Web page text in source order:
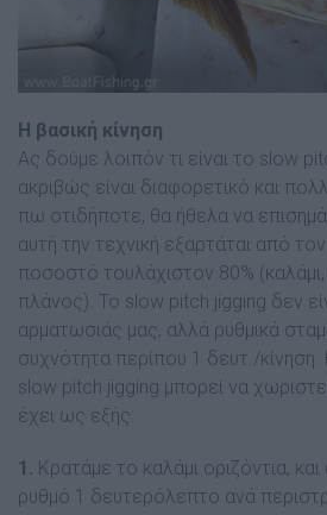
Η βασική κίνηση
Ας δούµε λοιπόν τι είναι το slow
ακριβώς είναι διαφορετικό και
πω οτιδήποτε, θα ήθελα να
αυτή την τεχνική εξαρτάται από
ποσοστό τουλάχιστον 80% (καλάµι,
πλάνος). Το slow pitch jigging δεν
αρµατωσιάς µας, αλλά ρυθµικά
συχνότητα περίπου 1 δευτ./κίνηση.
slow pitch jigging µπορεί να
έχει ως εξής:
1. Κρατάµε το καλάµι οριζόντια,
ρυθµό 1 δευτερόλεπτο ανά